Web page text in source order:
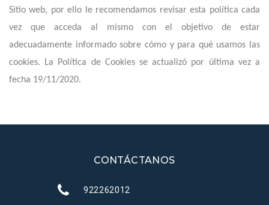
Sitio web, por ello le recomendamos revisar esta política cada
vez que acceda al mismo con el objetivo de estar
adecuadamente informado sobre cómo y para qué usamos las
cookies. La Política de Cookies se actualizó por última vez a
fecha 19/11/2020.
CONTÁCTANOS
922262012